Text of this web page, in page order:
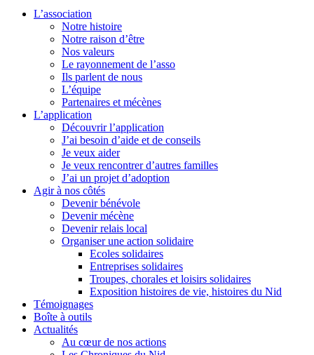
L’association
Notre histoire
Notre raison d’être
Nos valeurs
Le rayonnement de l’asso
Ils parlent de nous
L’équipe
Partenaires et mécènes
L’application
Découvrir l’application
J’ai besoin d’aide et de conseils
Je veux aider
Je veux rencontrer d’autres familles
J’ai un projet d’adoption
Agir à nos côtés
Devenir bénévole
Devenir mécène
Devenir relais local
Organiser une action solidaire
Ecoles solidaires
Entreprises solidaires
Troupes, chorales et loisirs solidaires
Exposition histoires de vie, histoires du Nid
Témoignages
Boîte à outils
Actualités
Au cœur de nos actions